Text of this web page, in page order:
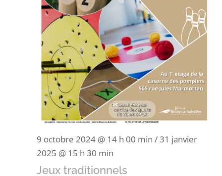
9 octobre 2024 @ 14 h 00 min /31 janvier
2025 @ 15 h 30 min
Jeux traditionnels